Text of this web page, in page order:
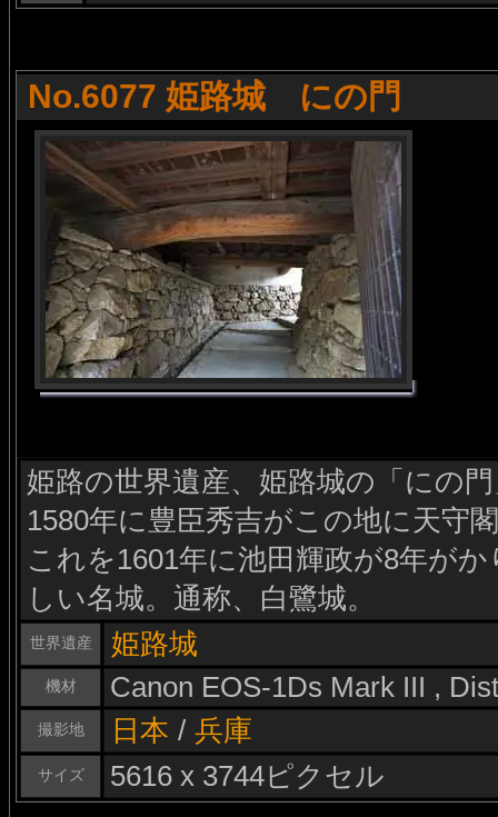
No.6077 姫路城 にの門
姫路の世界遺産、姫路城の「にの
1580年に豊臣秀吉がこの地に天守
これを1601年に池田輝政が8年が
しい名城。通称、白鷺城。
世界遺産 姫路城
機材 Canon EOS-1Ds Mark III ,
撮影地 日本 / 兵庫
サイズ 5616 x 3744ピクセル